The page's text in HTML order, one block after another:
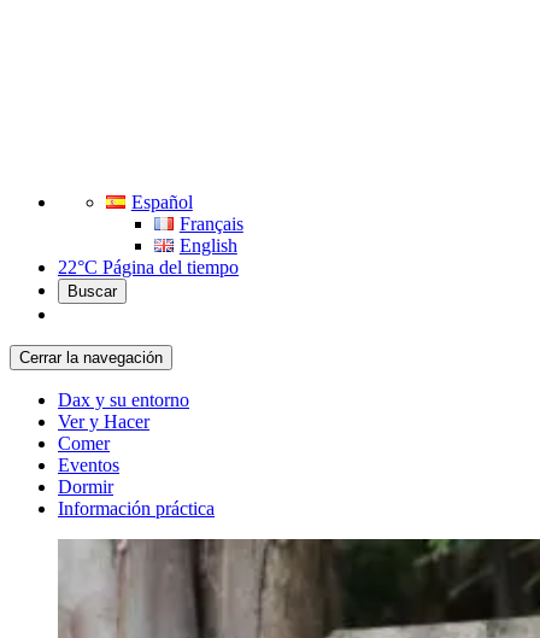
Español
Français
English
22°C Página del tiempo
Buscar
Cerrar la navegación
Dax y su entorno
Ver y Hacer
Comer
Eventos
Dormir
Información práctica